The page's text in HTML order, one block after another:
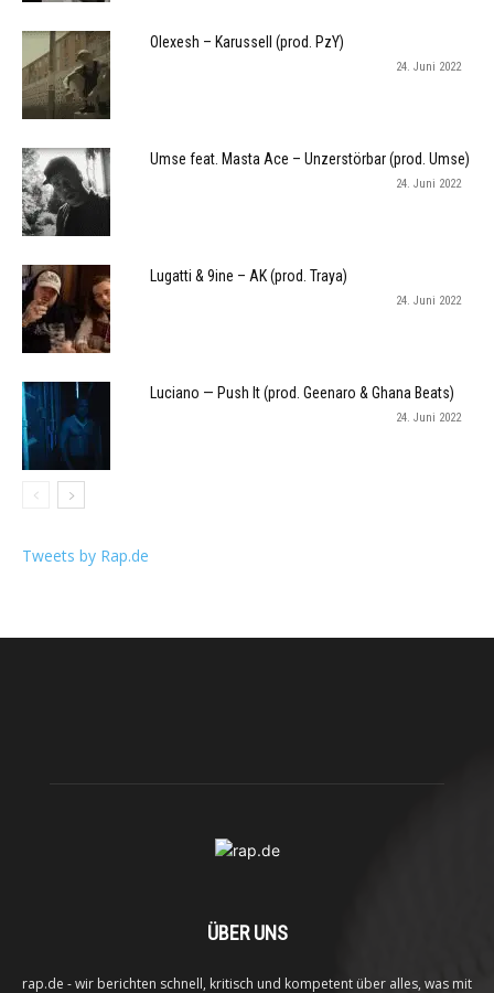
Olexesh – Karussell (prod. PzY)
24. Juni 2022
Umse feat. Masta Ace – Unzerstörbar (prod. Umse)
24. Juni 2022
Lugatti & 9ine – AK (prod. Traya)
24. Juni 2022
Luciano — Push It (prod. Geenaro & Ghana Beats)
24. Juni 2022
Tweets by Rap.de
ÜBER UNS
rap.de - wir berichten schnell, kritisch und kompetent über alles, was mit